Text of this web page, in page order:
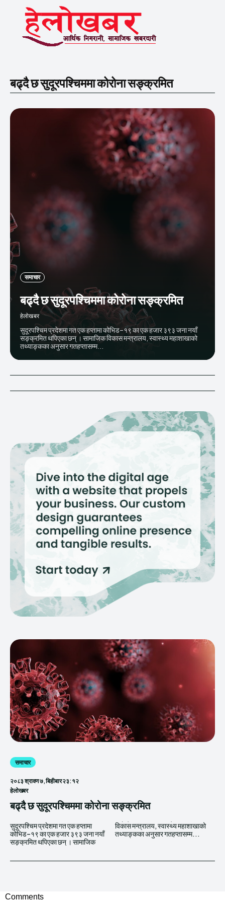
बढ्दै छ सुदूरपश्चिममा कोरोना सङ्क्रमित
समाचार
बढ्दै छ सुदूरपश्चिममा कोरोना सङ्क्रमित
हेलाेखबर
सुदूरपश्चिम प्रदेशमा गत एक हप्तामा कोभिड–१९ का एक हजार ३९३ जना नयाँ
सङ्क्रमित थपिएका छन् । सामाजिक विकास मन्त्रालय, स्वास्थ्य महाशाखाको
तथ्याङ्कका अनुसार गतहप्तासम्म...
समाचार
२०८३ श्रावण ७, बिहीबार २३:१२
हेलाेखबर
बढ्दै छ सुदूरपश्चिममा कोरोना सङ्क्रमित
सुदूरपश्चिम प्रदेशमा गत एक हप्तामा
कोभिड–१९ का एक हजार ३९३ जना नयाँ
सङ्क्रमित थपिएका छन् । सामाजिक
विकास मन्त्रालय, स्वास्थ्य महाशाखाको
तथ्याङ्कका अनुसार गतहप्तासम्म...
Comments